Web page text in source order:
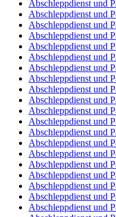
Abschleppdienst und
Abschleppdienst und
Abschleppdienst und
Abschleppdienst und
Abschleppdienst und
Abschleppdienst und
Abschleppdienst und
Abschleppdienst und
Abschleppdienst und
Abschleppdienst und
Abschleppdienst und
Abschleppdienst und
Abschleppdienst und
Abschleppdienst und
Abschleppdienst und
Abschleppdienst und
Abschleppdienst und
Abschleppdienst und
Abschleppdienst und
Abschleppdienst und